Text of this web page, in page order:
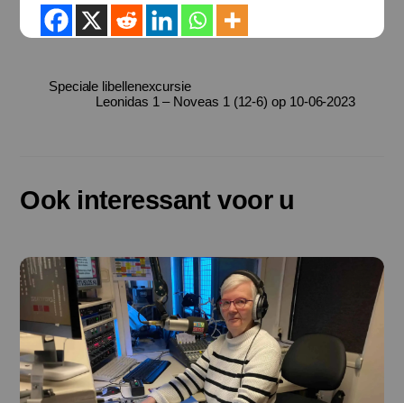
Speciale libellenexcursie
Leonidas 1 – Noveas 1 (12-6) op 10-06-2023
Ook interessant voor u